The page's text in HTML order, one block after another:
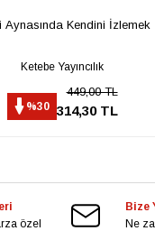
Aynasında Kendini İzlemek
Ketebe Yayıncılık
%30
449,00 TL
314,30 TL
özel
Bize
Ne